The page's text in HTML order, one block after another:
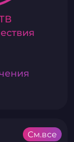
См.все